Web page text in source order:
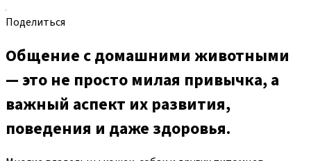
Поделиться
Общение с домашними животными
— это не просто милая привычка, а
важный аспект их развития,
поведения и даже здоровья.